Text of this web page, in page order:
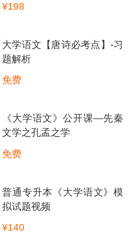
¥198
大学语文【唐诗必考点】-习
题解析
免费
《大学语文》公开课—先秦
文学之孔孟之学
免费
普通专升本《大学语文》模
拟试题视频
¥140